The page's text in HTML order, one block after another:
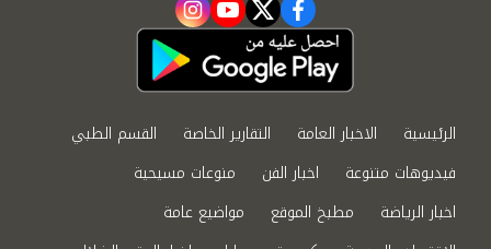
facebook
twitter
youtube
instagram
الرئيسية الاخبار العامة التقارير الخاصة
القسم الطبي
فيديوهات متنوعة
اخبار الفن
منوعات مسيحية
اخبار الرياضة
مطبخ الموقع
مواضيع عامة